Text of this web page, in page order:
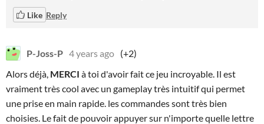
Like Reply
P-Joss-P 4 years ago (+2)
Alors déjà, MERCI à toi d'avoir fait ce jeu incroyable. Il est
vraiment très cool avec un gameplay très intuitif qui permet
une prise en main rapide. les commandes sont très bien
choisies. Le fait de pouvoir appuyer sur n'importe quelle lettre